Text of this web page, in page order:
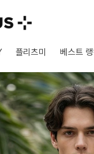
플리츠미 베스트